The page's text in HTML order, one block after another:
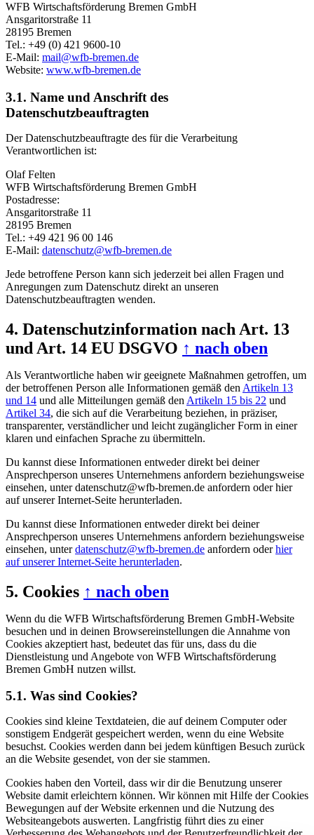
WFB Wirtschaftsförderung Bremen GmbH
Ansgaritorstraße 11
28195 Bremen
Tel.: +49 (0) 421 9600-10
E-Mail: mail@wfb-bremen.de
Website: www.wfb-bremen.de
3.1. Name und Anschrift des
Datenschutzbeauftragten
Der Datenschutzbeauftragte des für die Verarbeitung
Verantwortlichen ist:
Olaf Felten
WFB Wirtschaftsförderung Bremen GmbH
Postadresse:
Ansgaritorstraße 11
28195 Bremen
Tel.: +49 421 96 00 146
E-Mail: datenschutz@wfb-bremen.de
Jede betroffene Person kann sich jederzeit bei allen Fragen und
Anregungen zum Datenschutz direkt an unseren
Datenschutzbeauftragten wenden.
4. Datenschutzinformation nach Art. 13
und Art. 14 EU DSGVO ↑ nach oben
Als Verantwortliche haben wir geeignete Maßnahmen getroffen, um
der betroffenen Person alle Informationen gemäß den Artikeln 13
und 14 und alle Mitteilungen gemäß den Artikeln 15 bis 22 und
Artikel 34, die sich auf die Verarbeitung beziehen, in präziser,
transparenter, verständlicher und leicht zugänglicher Form in einer
klaren und einfachen Sprache zu übermitteln.
Du kannst diese Informationen entweder direkt bei deiner
Ansprechperson unseres Unternehmens anfordern beziehungsweise
einsehen, unterdatenschutz@wfb-bremen.de anfordern oder hier
auf unserer Internet-Seite herunterladen.
Du kannst diese Informationen entweder direkt bei deiner
Ansprechperson unseres Unternehmens anfordern beziehungsweise
einsehen, unterdatenschutz@wfb-bremen.de anfordern oderhier
auf unserer Internet-Seite herunterladen.
5. Cookies ↑ nach oben
Wenn du die WFB Wirtschaftsförderung Bremen GmbH-Website
besuchen und in deinen Browsereinstellungen die Annahme von
Cookies akzeptiert hast, bedeutet das für uns, dass du die
Dienstleistung und Angebote von WFB Wirtschaftsförderung
Bremen GmbH nutzen willst.
5.1. Was sind Cookies?
Cookies sind kleine Textdateien, die auf deinem Computer oder
sonstigem Endgerät gespeichert werden, wenn du eine Website
besuchst. Cookies werden dann bei jedem künftigen Besuch zurück
an die Website gesendet, von der sie stammen.
Cookies haben den Vorteil, dass wir dir die Benutzung unserer
Website damit erleichtern können. Wir können mit Hilfe der Cookies
Bewegungen auf der Website erkennen und die Nutzung des
Websiteangebots auswerten. Langfristig führt dies zu einer